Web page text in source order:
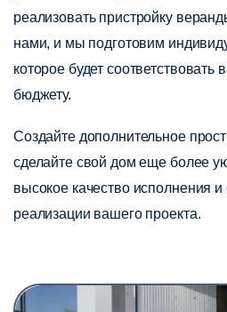
реализовать пристройку
нами, и мы подготовим
которое будет
бюджету.
Создайте дополнительное
сделайте свой дом еще более
высокое качество исполнения и
реализации вашего проекта.